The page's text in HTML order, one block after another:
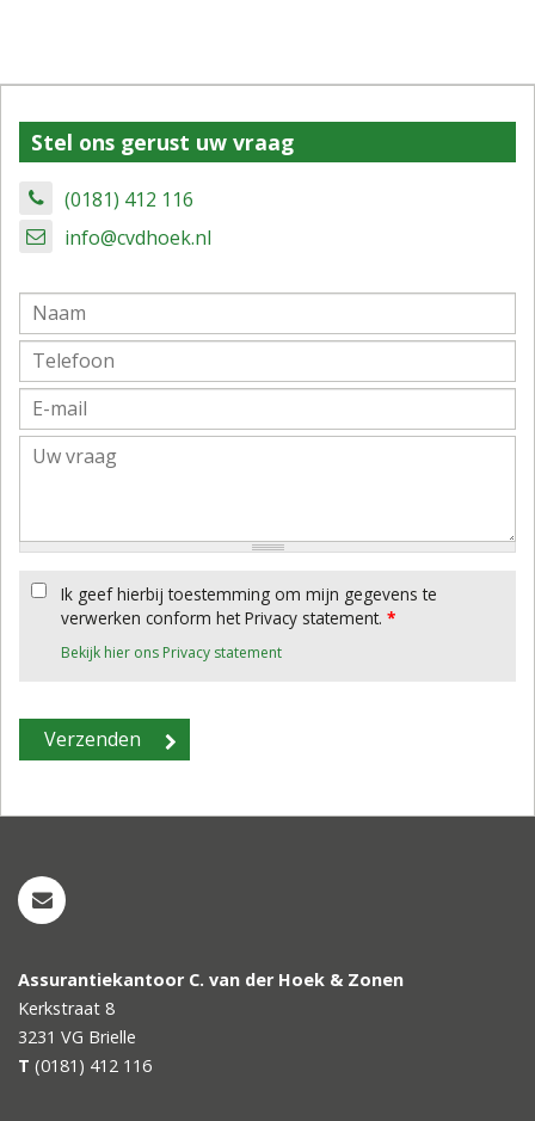
Stel ons gerust uw vraag
(0181) 412 116
info@cvdhoek.nl
Ik geef hierbij toestemming om mijn gegevens te
verwerken conform het Privacy statement. *
Bekijk hier ons Privacy statement
Assurantiekantoor C. van der Hoek & Zonen
Kerkstraat 8
3231 VG Brielle
T (0181) 412 116